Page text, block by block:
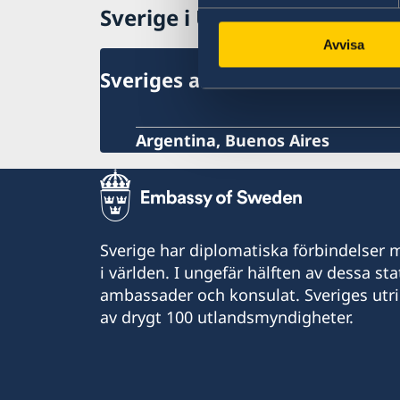
Avvisa
Sverige i Uruguay
Sveriges ambassad
Argentina, Buenos Aires
Sverige har diplomatiska förbindelser
i världen. I ungefär hälften av dessa
ambassader och konsulat. Sveriges
av drygt 100 utlandsmyndigheter.